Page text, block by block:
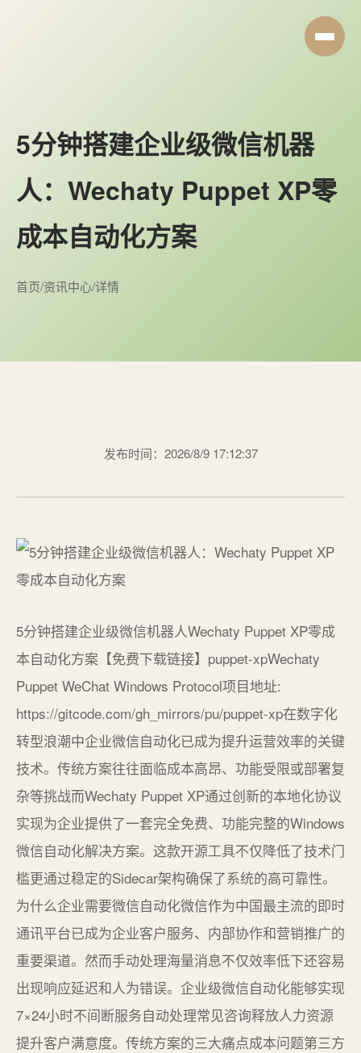
5分钟搭建企业级微信机器
人：Wechaty Puppet XP零
成本自动化方案
首页/资讯中心/详情
发布时间：2026/8/9 17:12:37
5分钟搭建企业级微信机器人Wechaty Puppet XP零成
本自动化方案【免费下载链接】puppet-xpWechaty
Puppet WeChat Windows Protocol项目地址:
https://gitcode.com/gh_mirrors/pu/puppet-xp在数字化
转型浪潮中企业微信自动化已成为提升运营效率的关键
技术。传统方案往往面临成本高昂、功能受限或部署复
杂等挑战而Wechaty Puppet XP通过创新的本地化协议
实现为企业提供了一套完全免费、功能完整的Windows
微信自动化解决方案。这款开源工具不仅降低了技术门
槛更通过稳定的Sidecar架构确保了系统的高可靠性。
为什么企业需要微信自动化微信作为中国最主流的即时
通讯平台已成为企业客户服务、内部协作和营销推广的
重要渠道。然而手动处理海量消息不仅效率低下还容易
出现响应延迟和人为错误。企业级微信自动化能够实现
7×24小时不间断服务自动处理常见咨询释放人力资源
提升客户满意度。传统方案的三大痛点成本问题第三方